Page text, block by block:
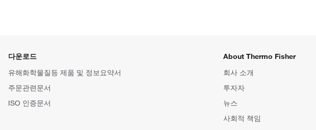
다운로드
유해화학물질등 제품 및 정보요약서
주문관련문서
ISO 인증문서
About Thermo Fisher
회사 소개
투자자
뉴스
사회적 책임